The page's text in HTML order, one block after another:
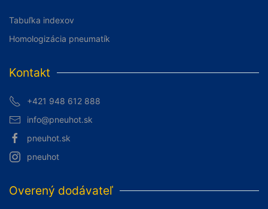
Tabuľka indexov
Homologizácia pneumatík
Kontakt
+421 948 612 888
info@pneuhot.sk
pneuhot.sk
pneuhot
Overený dodávateľ